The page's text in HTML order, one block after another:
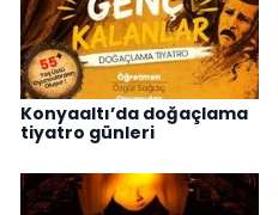
Konyaaltı’da doğaçlama
tiyatro günleri